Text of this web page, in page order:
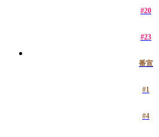
#20
#23
番宣
#1
#4